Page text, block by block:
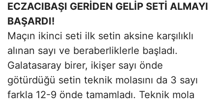
ECZACIBAŞI GERİDEN GELİP SETİ ALMAYI
BAŞARDI!
Maçın ikinci seti ilk setin aksine karşılıklı
alınan sayı ve beraberliklerle başladı.
Galatasaray birer, ikişer sayı önde
götürdüğü setin teknik molasını da 3 sayı
farkla 12-9 önde tamamladı. Teknik mola